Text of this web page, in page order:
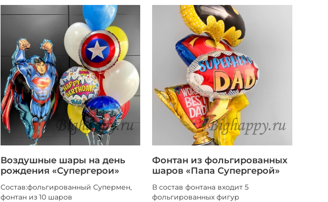
Воздушные шары на день
рождения «Супергерои»
Состав:фольгированный Супермен,
фонтан из 10 шаров
Фонтан из фольгированных
шаров «Папа Супергерой»
В состав фонтана входит 5
фольгированных фигур